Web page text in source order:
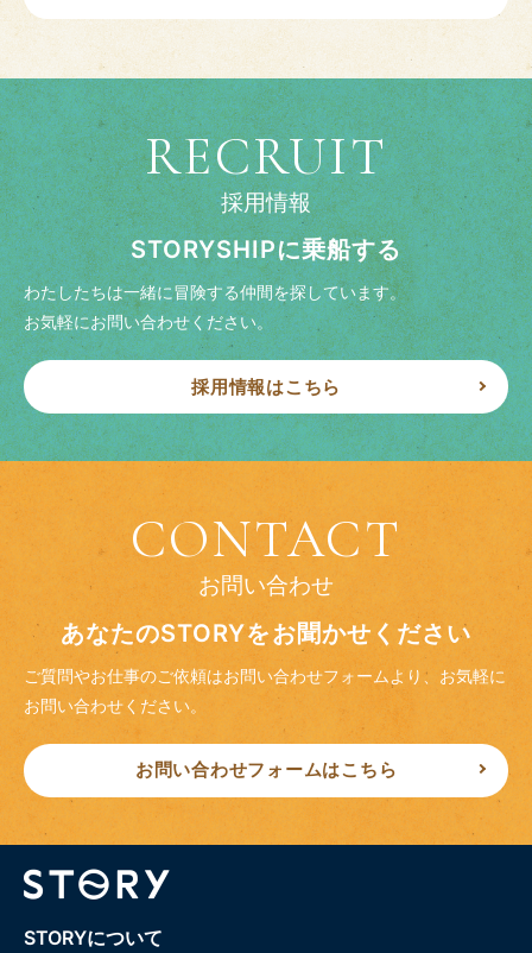
RECRUIT
採用情報
STORYSHIPに乗船する
わたしたちは一緒に冒険する仲間を探しています。
お気軽にお問い合わせください。
採用情報はこちら
CONTACT
お問い合わせ
あなたのSTORYをお聞かせください
ご質問やお仕事のご依頼はお問い合わせフォームより、 お気軽に
お問い合わせください。
お問い合わせフォームはこちら
STORYについて